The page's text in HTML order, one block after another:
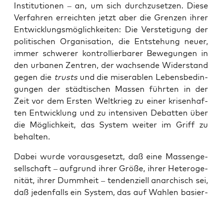
Insti­tu­tio­nen – an, um sich durch­zu­set­zen. Die­se
Ver­fah­ren erreich­ten jetzt aber die Gren­zen ihrer
Ent­wick­lungs­mög­lich­kei­ten: Die Ver­ste­ti­gung der
poli­ti­schen Orga­ni­sa­ti­on, die Ent­ste­hung neu­er,
immer schwe­rer kon­trol­lier­ba­rer Bewe­gun­gen in
den urba­nen Zen­tren, der wach­sen­de Wider­stand
gegen die trustsund die mise­ra­blen Lebens­be­din­
gun­gen der städ­ti­schen Mas­sen führ­ten in der
Zeit vor dem Ers­ten Welt­krieg zu einer kri­sen­haf­
ten Ent­wick­lung und zu inten­si­ven Debat­ten über
die Mög­lich­keit, das Sys­tem wei­ter im Griff zu
behalten.
Dabei wur­de vor­aus­ge­setzt, daß eine Mas­sen­ge­
sell­schaft – auf­grund ihrer Grö­ße, ihrer Hete­ro­ge­
ni­tät, ihrer Dumm­heit – ten­den­zi­ell anar­chisch sei,
daß jeden­falls ein Sys­tem, das auf Wah­len basier­